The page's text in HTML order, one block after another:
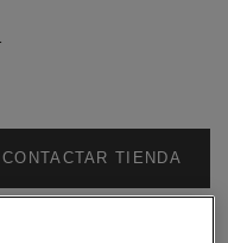
CONTACTAR TIENDA